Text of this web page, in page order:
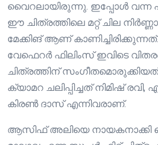
വൈറലായിരുന്നു. ഇപ്പോൾ വന്ന
ഈ ചിത്രത്തിലെ മറ്റ് ചില
മേക്കിങ് ആണ്
വേഫെറർ ഫിലിംസ് ഇവിടെ
ചിത്രത്തിന്
ക്യാമറ ചലിപ്പിച്ചത് നിമിഷ് രവി,
കിരൺ ദാസ് എന്നിവരാണ്.
ആസിഫ് അലിയെ നായകനാക്കി